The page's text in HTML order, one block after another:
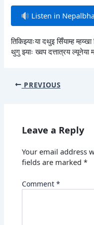
Listen in
तिकिझ्याःया दथुइ सिँयाम्ह
थुगु झ्याः ख्वप दत्तात्रय ल्यूनेया
PREVIOUS
Leave a Reply
Your email address
fields are marked*
Comment*